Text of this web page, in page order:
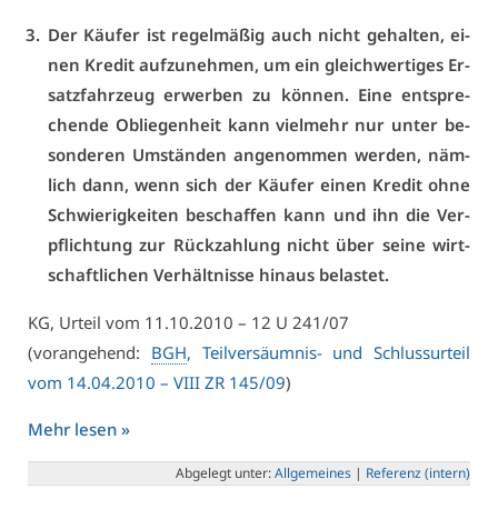
Der Käu­fer ist re­gel­mä­ßig auch nicht ge­hal­ten, ei­
nen Kre­dit auf­zu­neh­men, um ein gleich­wer­ti­ges Er­
satz­fahr­zeug er­wer­ben zu kön­nen. Ei­ne ent­spre­
chen­de Ob­lie­gen­heit kann viel­mehr nur un­ter be­
son­de­ren Um­stän­den an­ge­nom­men wer­den, näm­
lich dann, wenn sich der Käu­fer ei­nen Kre­dit oh­ne
Schwie­rig­kei­ten be­schaf­fen kann und ihn die Ver­
pflich­tung zur Rück­zah­lung nicht über sei­ne wirt­
schaft­li­chen Ver­hält­nis­se hin­aus be­las­tet.
KG, Ur­teil vom 11.10.2010 – 12 U 241/07
(vor­an­ge­hend: BGH, Teil­ver­säum­nis- und Schlus­s­ur­teil
vom 14.04.2010 – VI­II ZR 145/09)
Mehr le­sen »
Ab­ge­legt un­ter:All­ge­mei­nes | Re­fe­renz (in­tern)